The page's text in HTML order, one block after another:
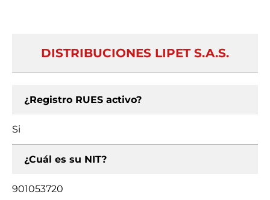
DISTRIBUCIONES LIPET S.A.S.
¿Registro RUES activo?
Si
¿Cuál es su NIT?
901053720